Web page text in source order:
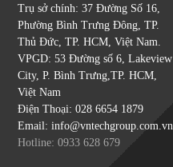
Trụ sở chính: 37 Đường Số 16,
Phường Bình Trưng Đông, TP.
Thủ Đức, TP. HCM, Việt Nam.
VPGD: 53 Đường số 6, Lakeview
City, P. Bình Trưng,TP. HCM,
Việt Nam
Điện Thoại: 028 6654 1879
Email: info@vntechgroup.com.vn
Hotline: 0933 628 679